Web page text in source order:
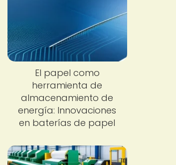
El papel como
herramienta de
almacenamiento de
energía: Innovaciones
en baterías de papel